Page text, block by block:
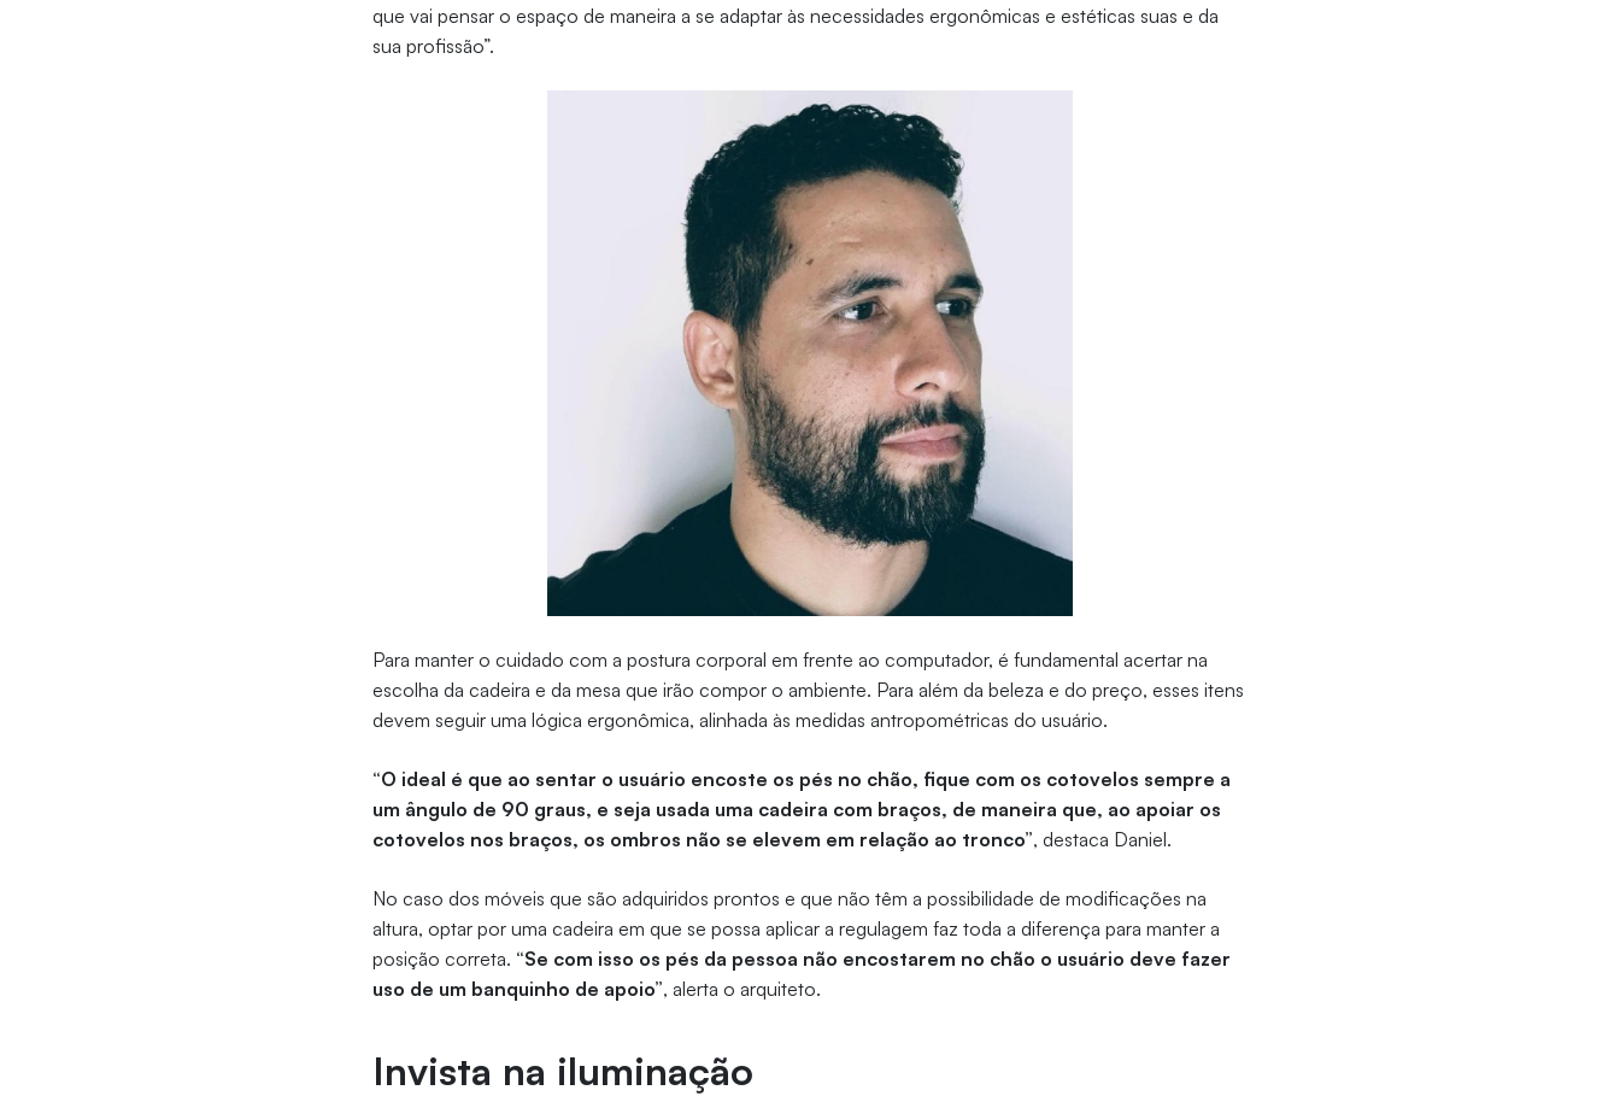
que vai pensar o espaço de maneira a se adaptar às necessidades ergonômicas e estéticas suas e da
sua profissão”.
Para manter o cuidado com a postura corporal em frente ao computador, é fundamental acertar na
escolha da cadeira e da mesa que irão compor o ambiente. Para além da beleza e do preço, esses itens
devem seguir uma lógica ergonômica, alinhada às medidas antropométricas do usuário.
“O ideal é que ao sentar o usuário encoste os pés no chão, fique com os cotovelos sempre a
um ângulo de 90 graus, e seja usada uma cadeira com braços, de maneira que, ao apoiar os
cotovelos nos braços, os ombros não se elevem em relação ao tronco”, destaca Daniel.
No caso dos móveis que são adquiridos prontos e que não têm a possibilidade de modificações na
altura, optar por uma cadeira em que se possa aplicar a regulagem faz toda a diferença para manter a
posição correta. “Se com isso os pés da pessoa não encostarem no chão o usuário deve fazer
uso de um banquinho de apoio”, alerta o arquiteto.
Invista na iluminação